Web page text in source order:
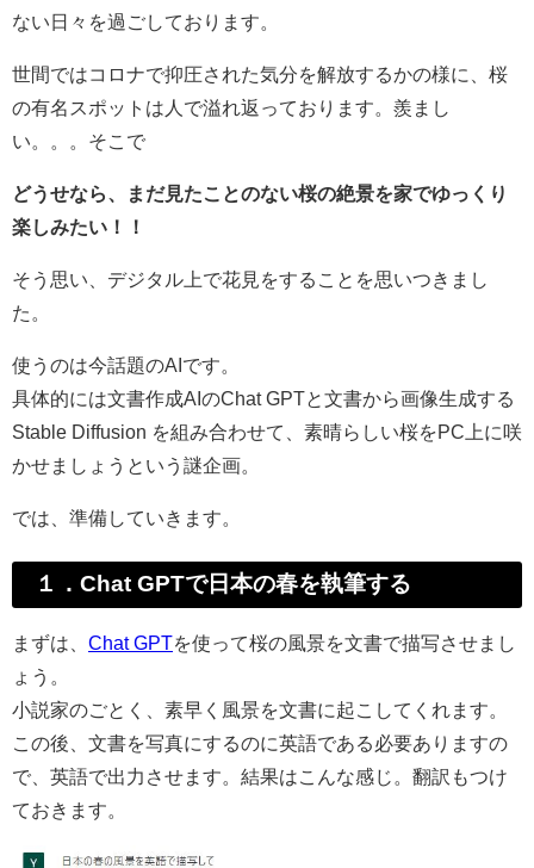
ない日々を過ごしております。
世間ではコロナで抑圧された気分を解放するかの様に、桜
の有名スポットは人で溢れ返っております。羨まし
い。。。そこで
どうせなら、まだ見たことのない桜の絶景を家でゆっくり
楽しみたい！！
そう思い、デジタル上で花見をすることを思いつきまし
た。
使うのは今話題のAIです。
具体的には文書作成AIのChat GPTと文書から画像生成する
Stable Diffusion を組み合わせて、素晴らしい桜をPC上に咲
かせましょうという謎企画。
では、準備していきます。
１．Chat GPTで日本の春を執筆する
まずは、 Chat GPTを使って桜の風景を文書で描写させまし
ょう。
小説家のごとく、素早く風景を文書に起こしてくれます。
この後、文書を写真にするのに英語である必要ありますの
で、英語で出力させます。結果はこんな感じ。翻訳もつけ
ておきます。